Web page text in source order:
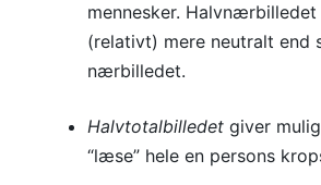
mennesker.
(relativt) mere neutralt end
nærbilledet.
Halvtotalbilledet giver
“læse” hele en persons